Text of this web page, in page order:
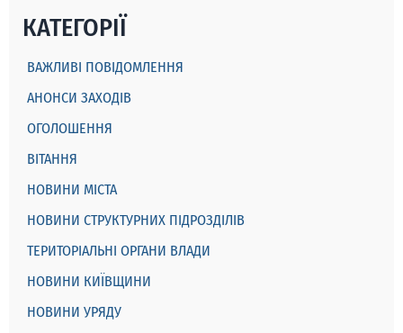
КАТЕГОРІЇ
ВАЖЛИВІ ПОВІДОМЛЕННЯ
АНОНСИ ЗАХОДІВ
ОГОЛОШЕННЯ
ВІТАННЯ
НОВИНИ МІСТА
НОВИНИ СТРУКТУРНИХ ПІДРОЗДІЛІВ
ТЕРИТОРІАЛЬНІ ОРГАНИ ВЛАДИ
НОВИНИ КИЇВЩИНИ
НОВИНИ УРЯДУ